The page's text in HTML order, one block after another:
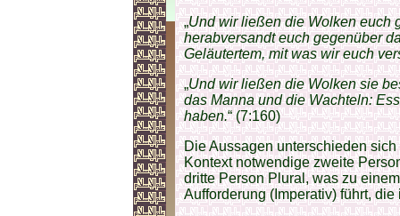
„Und wir ließen die Wolken euch
herabversandt euch gegenüber
Geläutertem, mit was wir euch
„Und wir ließen die Wolken sie
das Manna und die Wachteln:
haben.“ (7:160)
Die Aussagen unterschieden
Kontext notwendige zweite
dritte Person Plural, was zu
Aufforderung (Imperativ) führt,